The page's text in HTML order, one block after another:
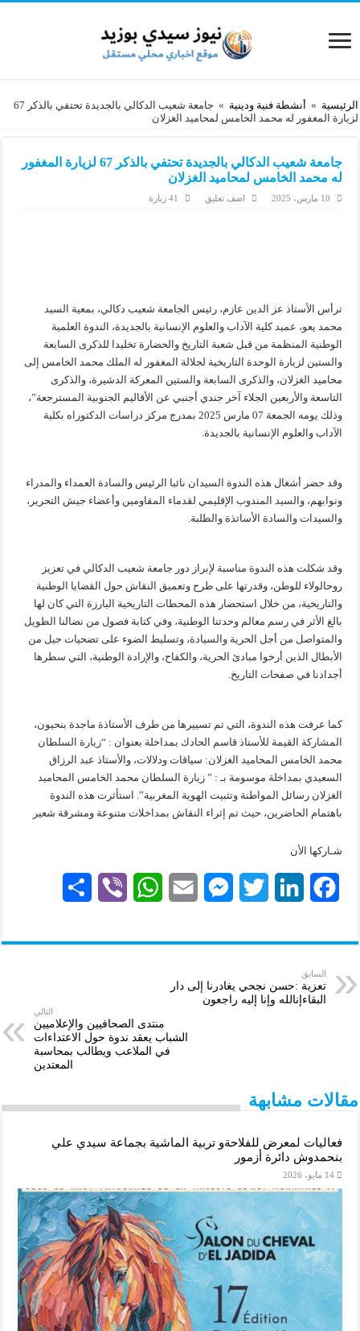
الرئيسية » أنشطة فنية ودينية »
جامعة شعيب الدكالي بالجديدة تحتفي بالذكر 67
لزيارة المغفور له محمد الخامس لمحاميد الغزلان
جامعة شعيب الدكالي بالجديدة تحتفي بالذكر 67 لزيارة المغفور
له محمد الخامس لمحاميد الغزلان
10 مارس، 2025 اضف تعليق 41 زيارة
ترأس الأستاذ عز الدين عازم، رئيس الجامعة شعيب دكالي، بمعية السيد
محمد يعو، عميد كلية الآداب والعلوم الإنسانية بالجديدة، الندوة العلمية
الوطنية المنظمة من قبل شعبة التاريخ والحضارة تخليدا للذكرى السابعة
والستين لزيارة الوحدة التاريخية لجلالة المغفور له الملك محمد الخامس إلى
محاميد الغزلان، والذكرى السابعة والستين المعركة الدشيرة، والذكرى
التاسعة والأربعين الجلاء آخر جندي أجنبي عن الأقاليم الجنوبية المسترجعة”،
وذلك يومه الجمعة 07 مارس 2025 بمدرج مركز دراسات الدكتوراه بكلية
الآداب والعلوم الإنسانية بالجديدة.
وقد حضر أشغال هذه الندوة السيدان نائبا الرئيس والسادة العمداء والمدراء
ونوابهم، والسيد المندوب الإقليمي لقدماء المقاومين وأعضاء جيش التحرير،
والسيدات والسادة الأساتذة والطلبة.
وقد شكلت هذه الندوة مناسبة لإبراز دور جامعة شعيب الدكالي في تعزيز
روحالولاء للوطن، وقدرتها على طرح وتعميق النقاش حول القضايا الوطنية
والتاريخية، من خلال استحضار هذه المحطات التاريخية البارزة التي كان لها
بالغ الأثر في رسم معالم وحدتنا الوطنية، وفي كتابة فصول من نضالنا الطويل
والمتواصل من أجل الحرية والسيادة، وتسليط الضوء على تضحيات جيل من
الأبطال الذين أرخوا مبادئ الحرية، والكفاح، والإرادة الوطنية، التي سطرها
أجدادنا في صفحات التاريخ.
كما عرفت هذه الندوة، التي تم تسييرها من طرف الأستاذة ماجدة بنحيون،
المشاركة القيمة للأستاذ قاسم الحادك بمداخلة بعنوان : “زيارة السلطان
محمد الخامس المحاميد الغزلان: سياقات ودلالات، والأستاذ عبد الرزاق
السعيدي بمداخلة موسومة بـ : ” زيارة السلطان محمد الخامس المحاميد
الغزلان رسائل المواطنة وتثبيت الهوية المغربية”. استأثرت هذه الندوة
باهتمام الحاضرين، حيث تم إثراء النقاش بمداخلات متنوعة ومشرقة شعير
شـاركها الأن
c
e
b
n
e
n
i
t
M
s
e
a
W
a
A
b
a
السابق
تعزية :حسن نجحي يغادرنا إلى دار
البقاءإنالله وإنا إليه راجعون
التالي
منتدى الصحافيين والإعلاميين
الشباب يعقد ندوة حول الاعتداءات
في الملاعب ويطالب بمحاسبة
المعتدين
مقالات مشابهة
فعاليات لمعرض للفلاحةو تربية الماشية بجماعة سيدي علي
بنحمدوش دائرة أزمور
14 مايو، 2026